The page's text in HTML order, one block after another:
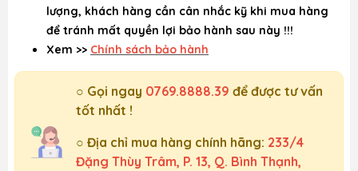
lượng, khách hàng cần cân nhắc kỹ khi mua hàng
để tránh mất quyền lợi bảo hành sau này !!!
Xem >> Chính sách bảo hành
○ Gọi ngay 0769.8888.39 để được tư vấn
tốt nhất !
○ Địa chỉ mua hàng chính hãng: 233/4
Đặng Thùy Trâm, P. 13, Q. Bình Thạnh,